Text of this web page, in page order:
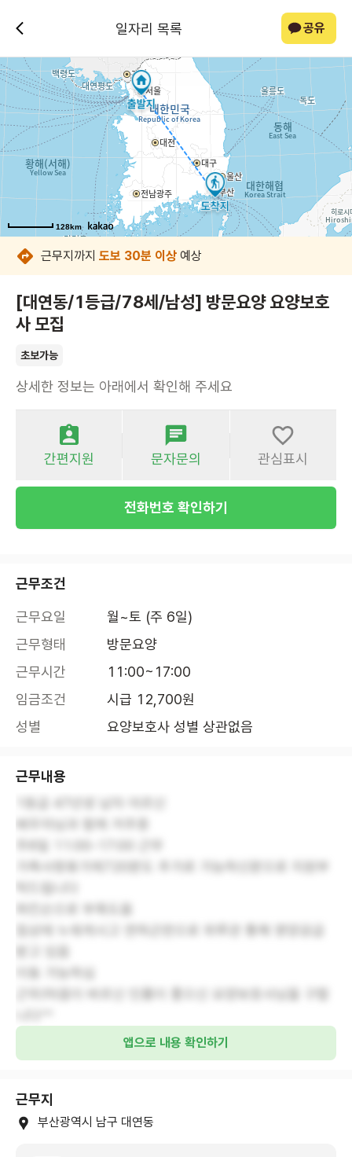
일자리 목록 공유
128km
128km
128km
128km
128km
128km
128km
128km
근무지까지 도보 30분 이상 예상
[대연동/1등급/78세/남성] 방문요양 요양보호
사 모집
초보가능
상세한 정보는 아래에서 확인해 주세요
간편지원 문자문의 관심표시
전화번호 확인하기
근무조건
근무요일
월~토 (주 6일)
근무형태
방문요양
근무시간
11:00~17:00
임금조건
시급 12,700원
성별
요양보호사 성별 상관없음
근무내용
앱으로 내용 확인하기
근무지
부산광역시 남구 대연동